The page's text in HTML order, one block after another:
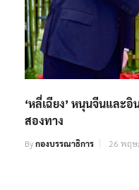
‘หลี่เฉียง’ หนุนจีนและ
สองทาง
Byกองบรรณาธิการ 26 พฤษ